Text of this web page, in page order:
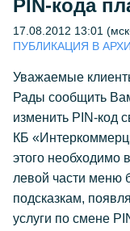
PIN-кода
17.08.2012 13:01
ПУБЛИКАЦИЯ В
Уважаемые
Рады сообщить
изменить PIN-код
КБ
этого необходимо
левой части меню
подсказкам,
услуги по смене